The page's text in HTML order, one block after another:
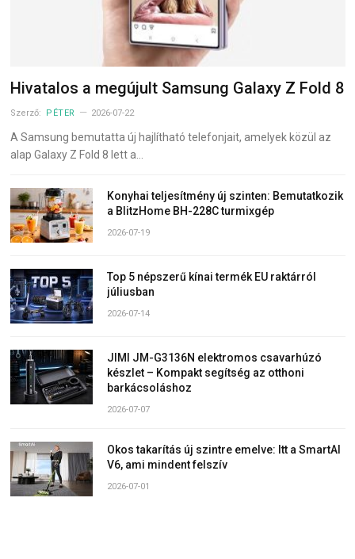
Hivatalos a megújult Samsung Galaxy Z Fold 8
Szerző: PÉTER 2026-07-22
A Samsung bemutatta új hajlítható telefonjait, amelyek közül az
alap Galaxy Z Fold 8 lett a…
Konyhai teljesítmény új szinten: Bemutatkozik
a BlitzHome BH-228C turmixgép
2026-07-19
Top 5 népszerű kínai termék EU raktárról
júliusban
2026-07-14
JIMI JM-G3136N elektromos csavarhúzó
készlet – Kompakt segítség az otthoni
barkácsoláshoz
2026-07-07
Okos takarítás új szintre emelve: Itt a SmartAI
V6, ami mindent felszív
2026-07-01